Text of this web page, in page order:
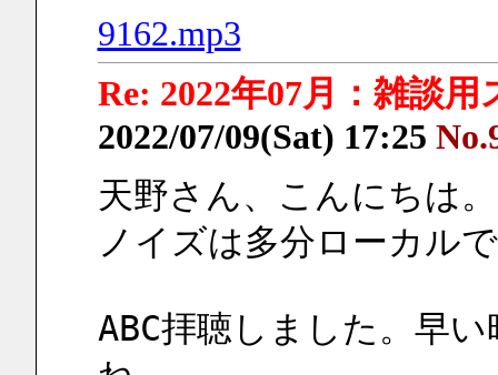
9162.mp3
Re: 2022年07月：雑談用
2022/07/09(Sat) 17:25
天野さん、こんにちは。
ノイズは多分ローカル
ABC拝聴しました。早